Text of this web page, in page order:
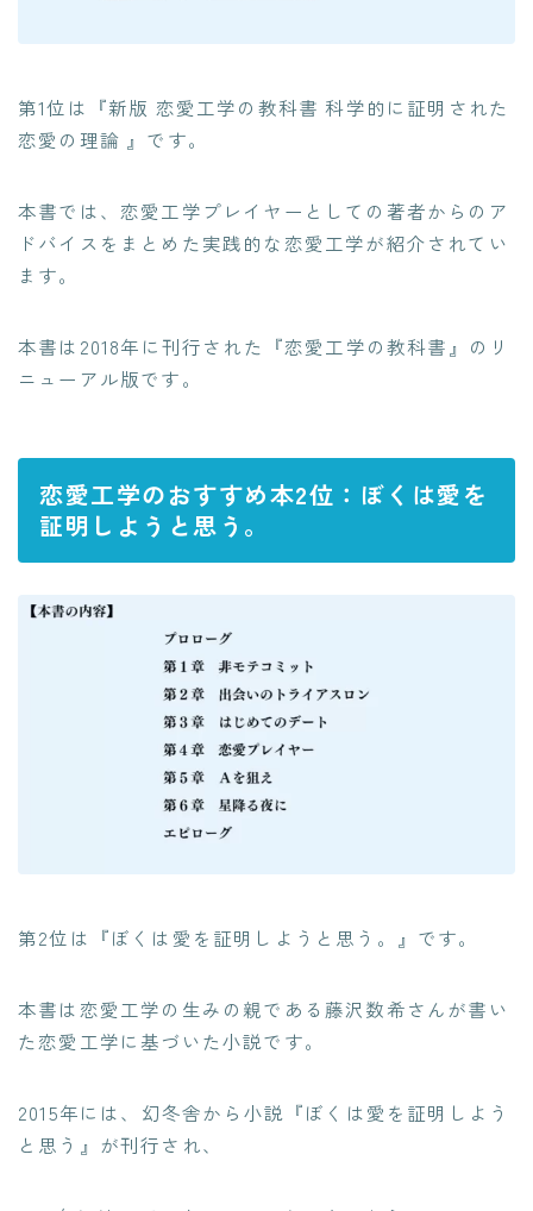
第1位は『新版 恋愛工学の教科書 科学的に証明された
恋愛の理論 』です。
本書では、恋愛工学プレイヤーとしての著者からのア
ドバイスをまとめた実践的な恋愛工学が紹介されてい
ます。
本書は2018年に刊行された『恋愛工学の教科書』のリ
ニューアル版です。
恋愛工学のおすすめ本2位：ぼくは愛を
証明しようと思う。
第2位は『ぼくは愛を証明しようと思う。』です。
本書は恋愛工学の生みの親である藤沢数希さんが書い
た恋愛工学に基づいた小説です。
2015年には、幻冬舎から小説『ぼくは愛を証明しよう
と思う』が刊行され、